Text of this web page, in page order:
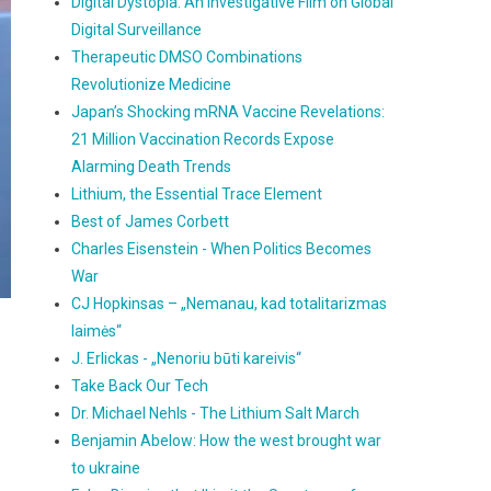
Digital Surveillance
Therapeutic DMSO Combinations
Revolutionize Medicine
Japan’s Shocking mRNA Vaccine Revelations:
21 Million Vaccination Records Expose
Alarming Death Trends
Lithium, the Essential Trace Element
Best of James Corbett
Charles Eisenstein - When Politics Becomes
War
CJ Hopkinsas – „Nemanau, kad totalitarizmas
laimės“
J. Erlickas - „Nenoriu būti kareivis“
Take Back Our Tech
Dr. Michael Nehls - The Lithium Salt March
Benjamin Abelow: How the west brought war
to ukraine